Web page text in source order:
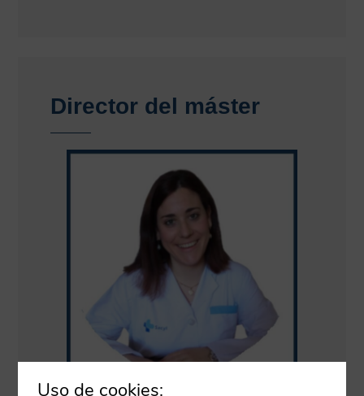
Director del máster
Uso de cookies: